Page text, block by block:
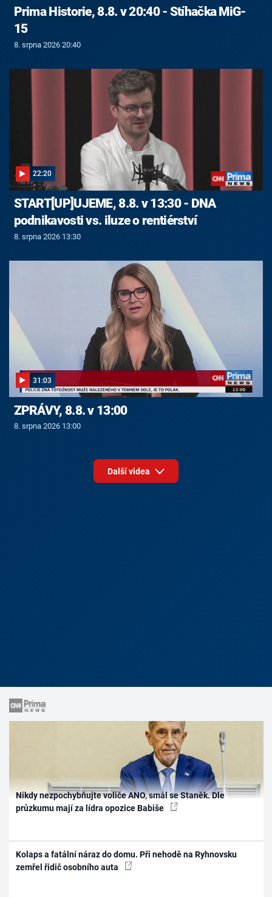
Prima Historie, 8.8. v 20:40 - Stíhačka MiG-
15
8. srpna 2026 20:40
22:20
START[UP]UJEME, 8.8. v 13:30 - DNA
podnikavosti vs. iluze o rentiérství
8. srpna 2026 13:30
31:03
ZPRÁVY, 8.8. v 13:00
8. srpna 2026 13:00
Další videa
Nikdy nezpochybňujte voliče ANO, smál se Staněk. Dle
průzkumu mají za lídra opozice Babiše
Kolaps a fatální náraz do domu. Při nehodě na Ryhnovsku
zemřel řidič osobního auta